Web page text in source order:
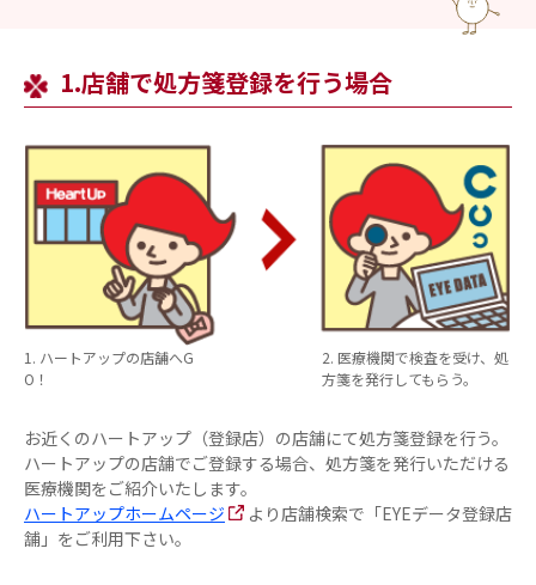
1.店舗で処方箋登録を行う場合
1 . ハートアップの店舗へG
O！
2. 医療機関で検査を受け、処
方箋を発行してもらう。
お近くのハートアップ（登録店）の店舗にて処方箋登録を行う。
ハートアップの店舗でご登録する場合、処方箋を発行いただける
医療機関をご紹介いたします。
ハートアップホームページ
より店舗検索で「EYEデータ登録店
舗」をご利用下さい。